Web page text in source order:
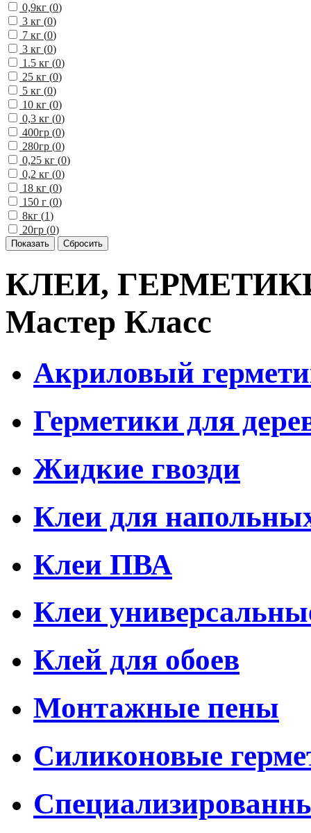
0,9кг (0)
3 кг (0)
7 кг (0)
3 кг (0)
1.5 кг (0)
25 кг (0)
5 кг (0)
10 кг (0)
0,3 кг (0)
400гр (0)
280гр (0)
0,25 кг (0)
0,2 кг (0)
18 кг (0)
150 г (0)
8кг (1)
20гр (0)
КЛЕИ,
Мастер Класс
Акриловый
Герметики для
Жидкие гвозди
Клеи для
Клеи ПВА
Клеи
Клей для обоев
Монтажные пены
Силиконовые